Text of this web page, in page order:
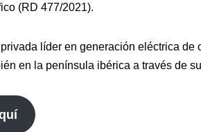
(RD 477/2021).
líder en generación eléctrica de
en la península ibérica a través de